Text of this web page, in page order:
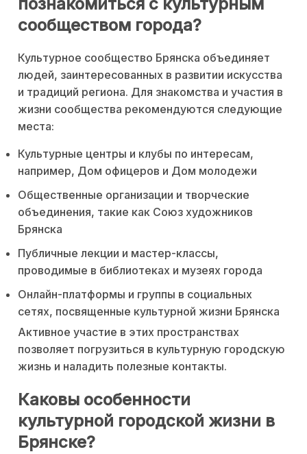
сообществом города?
Культурное сообщество Брянска объединяет
людей, заинтересованных в развитии искусства
и традиций региона. Для знакомства и участия в
жизни сообщества рекомендуются следующие
места:
Культурные центры и клубы по интересам,
например, Дом офицеров и Дом молодежи
Общественные организации и творческие
объединения, такие как Союз художников
Брянска
Публичные лекции и мастер-классы,
проводимые в библиотеках и музеях города
Онлайн-платформы и группы в социальных
сетях, посвященные культурной жизни Брянска
Активное участие в этих пространствах
позволяет погрузиться в культурную городскую
жизнь и наладить полезные контакты.
Каковы особенности
культурной городской жизни в
Брянске?